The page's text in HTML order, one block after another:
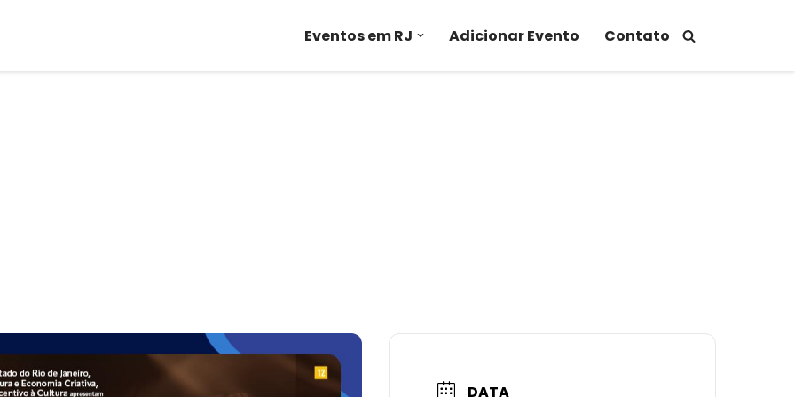
Eventos em RJ Adicionar Evento Contato
DATA